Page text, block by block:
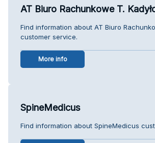
AT Biuro Rachunkowe T.
Find information about AT Biuro
customer service.
More info
SpineMedicus
Find information about SpineMedicus